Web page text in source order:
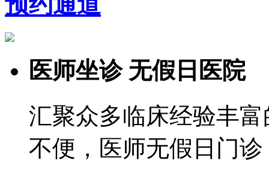
医师坐诊 无假日医院
汇聚众多临床经验丰
不便，医师无假日门诊